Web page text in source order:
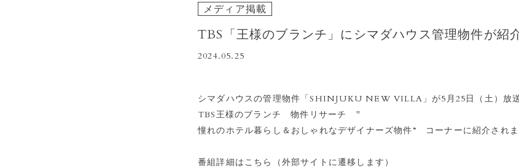
メディア掲載
TBS「王様のブランチ」にシマダハウス管理物件が紹
2024.05.25
シマダハウスの管理物件「SHINJUKU NEW VILLA」が5月25日（土）放
TBS王様のブランチ 物件リサーチ ‟
憧れのホテル暮らし＆おしゃれなデザイナーズ物件” コーナーに紹介されま
番組詳細はこちら（外部サイトに遷移します）